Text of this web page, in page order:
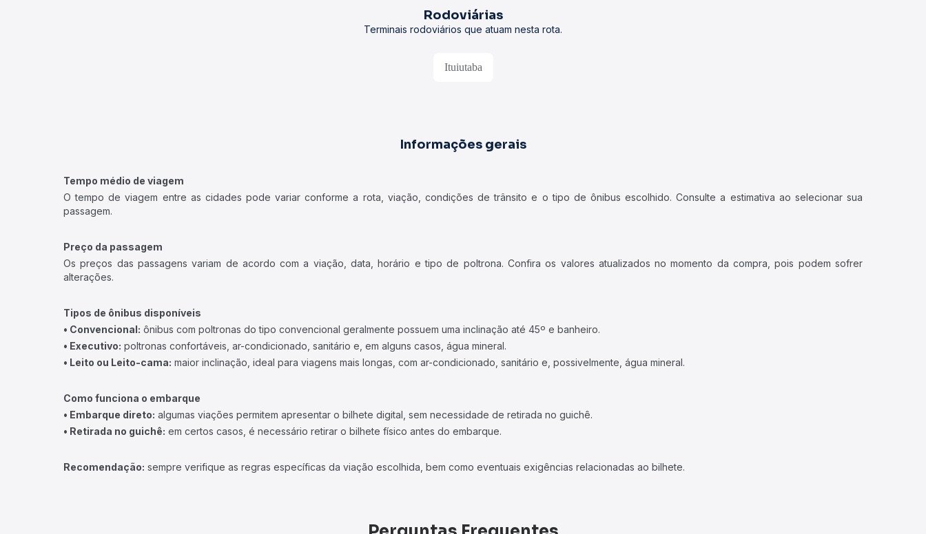
Rodoviárias
Terminais rodoviários que atuam nesta rota.
Ituiutaba
Informações gerais
Tempo médio de viagem
O tempo de viagem entre as cidades pode variar conforme a rota, viação, condições de trânsito e o tipo de ônibus escolhido. Consulte a estimativa ao selecionar sua
passagem.
Preço da passagem
Os preços das passagens variam de acordo com a viação, data, horário e tipo de poltrona. Confira os valores atualizados no momento da compra, pois podem sofrer
alterações.
Tipos de ônibus disponíveis
• Convencional: ônibus com poltronas do tipo convencional geralmente possuem uma inclinação até 45º e banheiro.
• Executivo: poltronas confortáveis, ar-condicionado, sanitário e, em alguns casos, água mineral.
• Leito ou Leito-cama: maior inclinação, ideal para viagens mais longas, com ar-condicionado, sanitário e, possivelmente, água mineral.
Como funciona o embarque
• Embarque direto: algumas viações permitem apresentar o bilhete digital, sem necessidade de retirada no guichê.
• Retirada no guichê: em certos casos, é necessário retirar o bilhete físico antes do embarque.
Recomendação: sempre verifique as regras específicas da viação escolhida, bem como eventuais exigências relacionadas ao bilhete.